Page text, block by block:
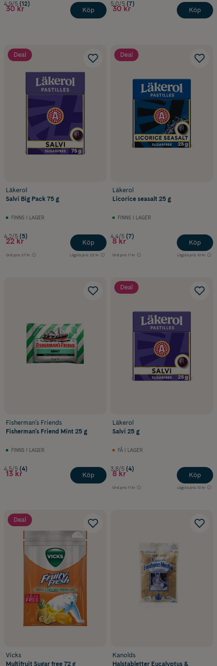
4.9/5 (12)
30 kr Köp
5.0/5 (7)
30 kr Köp
Deal
Läkerol
Salvi Big Pack 75 g
FINNS I LAGER
4.2/5 (5)
22 kr
Ord.pris 27 kr Lägsta pris 23 kr
Köp
Deal
Läkerol
Licorice seasalt 25 g
FINNS I LAGER
4.4/5 (7)
8 kr
Ord.pris 11 kr Lägsta pris 10 kr
Köp
Fisherman's Friends
Fisherman's Friend Mint 25 g
FINNS I LAGER
4.5/5 (4)
13 kr Köp
Deal
Läkerol
Salvi 25 g
FÅ I LAGER
3.8/5 (4)
8 kr
Ord.pris 11 kr Lägsta pris 10 kr
Köp
Deal
Vicks
Multifruit Sugar free 72 g
Kanolds
Halstabletter Eucalyptus &